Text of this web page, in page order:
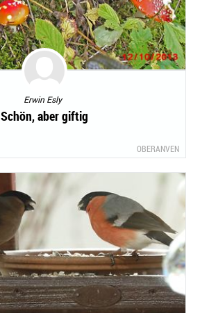
Erwin Esly
Schön, aber giftig
OBERANVEN